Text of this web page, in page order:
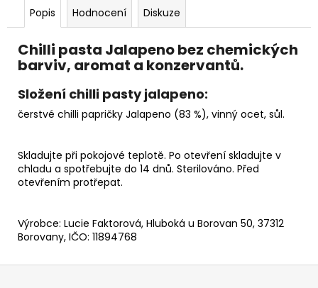
Popis Hodnocení Diskuze
Chilli pasta Jalapenobez chemických
barviv, aromat a konzervantů.
Složení chilli pasty jalapeno:
čerstvé chilli papričky Jalapeno (83 %), vinný ocet, sůl.
Skladujte při pokojové teplotě. Po otevření skladujte v
chladu a spotřebujte do 14 dnů. Sterilováno. Před
otevřením protřepat.
Výrobce: Lucie Faktorová, Hluboká u Borovan 50, 37312
Borovany, IČO: 11894768
Z